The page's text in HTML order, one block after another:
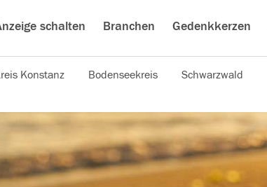
schalten Branchen Gedenkkerzen
Konstanz Bodenseekreis Schwarzwald